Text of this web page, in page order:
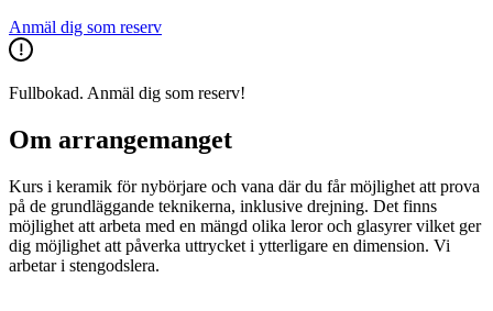
Anmäl dig som reserv
Fullbokad. Anmäl dig som reserv!
Om arrangemanget
Kurs i keramik för nybörjare och vana där du får möjlighet att prova
på de grundläggande teknikerna, inklusive drejning. Det finns
möjlighet att arbeta med en mängd olika leror och glasyrer vilket ger
dig möjlighet att påverka uttrycket i ytterligare en dimension. Vi
arbetar i stengodslera.